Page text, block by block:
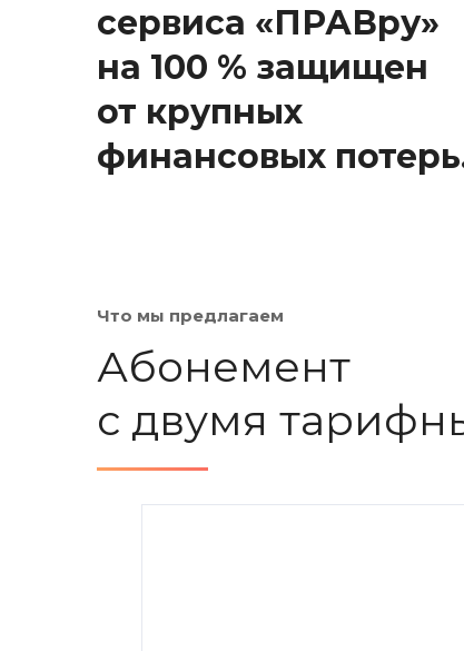
сервиса «ПРАВру»
на 100 % защищен
от крупных
финансовых
Что мы предлагаем
Абонемент
с двумя